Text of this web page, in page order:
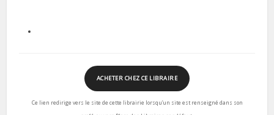
ACHETER CHEZ CE LIBRAIRE
Ce lien redirige vers le site de cette librairie lorsqu’un site est renseigné dans son